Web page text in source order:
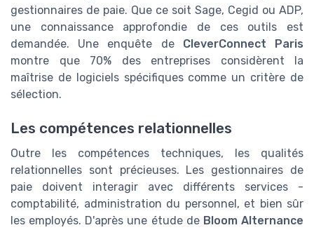
gestionnaires de paie. Que ce soit Sage, Cegid ou ADP,
une connaissance approfondie de ces outils est
demandée. Une enquête de CleverConnect Paris
montre que 70% des entreprises considèrent la
maîtrise de logiciels spécifiques comme un critère de
sélection.
Les compétences relationnelles
Outre les compétences techniques, les qualités
relationnelles sont précieuses. Les gestionnaires de
paie doivent interagir avec différents services -
comptabilité, administration du personnel, et bien sûr
les employés. D'après une étude de Bloom Alternance